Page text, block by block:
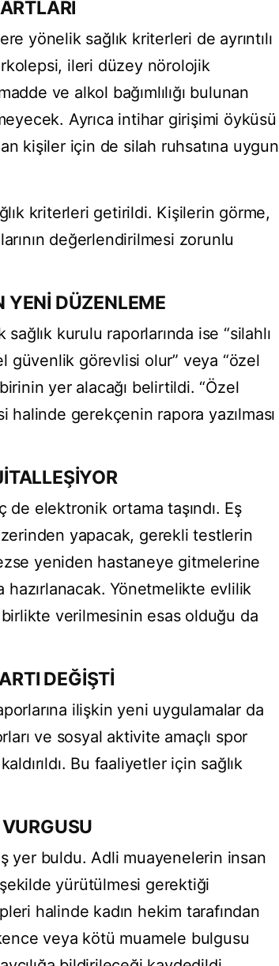
yönelik sağlık kriterleri de ayrıntılı
ileri düzey nörolojik
ve alkol bağımlılığı bulunan
Ayrıca intihar girişimi öyküsü
kişiler için de silah ruhsatına uygun
kriterleri getirildi. Kişilerin görme,
değerlendirilmesi zorunlu
YENİ DÜZENLEME
kurulu raporlarında ise “silahlı
güvenlik görevlisi olur” veya “özel
yer alacağı belirtildi. “Özel
halinde gerekçenin rapora yazılması
de elektronik ortama taşındı. Eş
yapacak, gerekli testlerin
yeniden hastaneye gitmelerine
Yönetmelikte evlilik
verilmesinin esas olduğu da
DEĞİŞTİ
ilişkin yeni uygulamalar da
ve sosyal aktivite amaçlı spor
Bu faaliyetler için sağlık
yer buldu. Adli muayenelerin insan
yürütülmesi gerektiği
halinde kadın hekim tarafından
veya kötü muamele bulgusu